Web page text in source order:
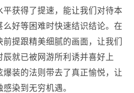
平获得了提速，能让我们对待本
么好等困难时快速结识结论。在
提跟精美细腻的画面，让我们
就已被网游所利诱并喜好上
装的法则带去了真正愉悦，让
染到无穷机遇。